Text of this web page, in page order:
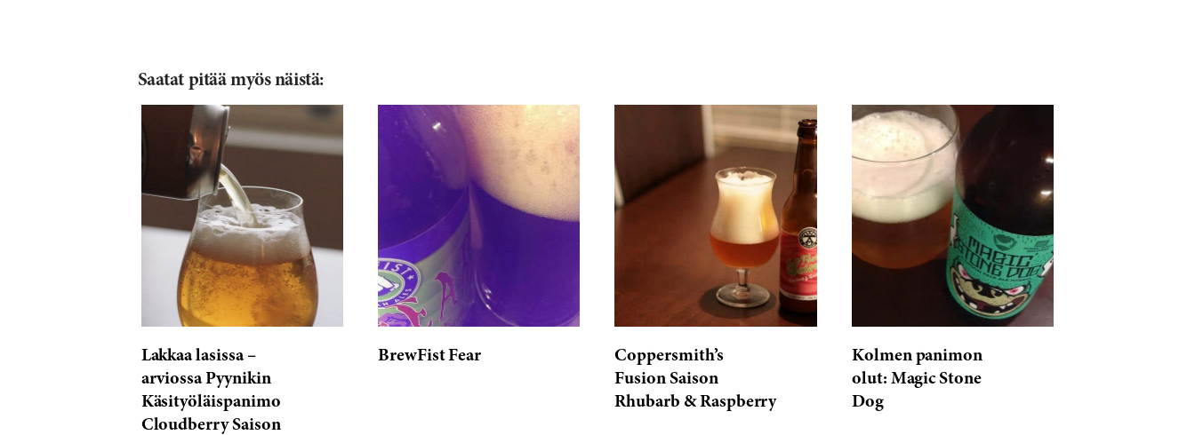
Fruit
Ale
Chardonnay
Aged
Rated
3.5/5
based
on
reviews
Saatat pitää myös näistä:
Lakkaa lasissa –
arviossa Pyynikin
Käsityöläispanimo
Cloudberry Saison
BrewFist Fear
Coppersmith’s
Fusion Saison
Rhubarb & Raspberry
Kolmen panimon
olut: Magic Stone
Dog